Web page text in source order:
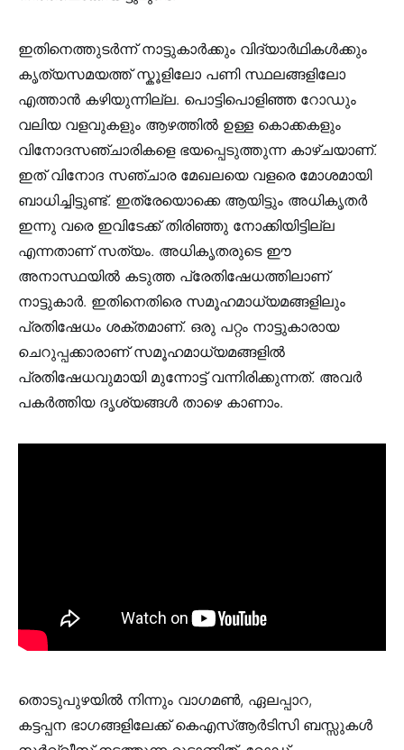
ഇതിനെത്തുടർന്ന് നാട്ടുകാർക്കും വിദ്യാർഥികൾക്കും
കൃത്യസമയത്ത് സ്കൂളിലോ പണി സ്ഥലങ്ങളിലോ
എത്താൻ കഴിയുന്നില്ല. പൊട്ടിപൊളിഞ്ഞ റോഡും
വലിയ വളവുകളും ആഴത്തിൽ ഉള്ള കൊക്കകളും
വിനോദസഞ്ചാരികളെ ഭയപ്പെടുത്തുന്ന കാഴ്ചയാണ്.
ഇത് വിനോദ സഞ്ചാര മേഖലയെ വളരെ മോശമായി
ബാധിച്ചിട്ടുണ്ട്. ഇത്രേയൊക്കെ ആയിട്ടും അധികൃതർ
ഇന്നു വരെ ഇവിടേക്ക് തിരിഞ്ഞു നോക്കിയിട്ടില്ല
എന്നതാണ് സത്യം. അധികൃതരുടെ ഈ
അനാസ്ഥയിൽ കടുത്ത പ്രേതിഷേധത്തിലാണ്
നാട്ടുകാർ. ഇതിനെതിരെ സമൂഹമാധ്യമങ്ങളിലും
പ്രതിഷേധം ശക്തമാണ്. ഒരു പറ്റം നാട്ടുകാരായ
ചെറുപ്പക്കാരാണ് സമൂഹമാധ്യമങ്ങളിൽ
പ്രതിഷേധവുമായി മുന്നോട്ട് വന്നിരിക്കുന്നത്. അവർ
പകർത്തിയ ദൃശ്യങ്ങൾ താഴെ കാണാം.
തൊടുപുഴയിൽ നിന്നും വാഗമൺ, ഏലപ്പാറ,
കട്ടപ്പന ഭാഗങ്ങളിലേക്ക് കെഎസ്ആർടിസി ബസ്സുകൾ